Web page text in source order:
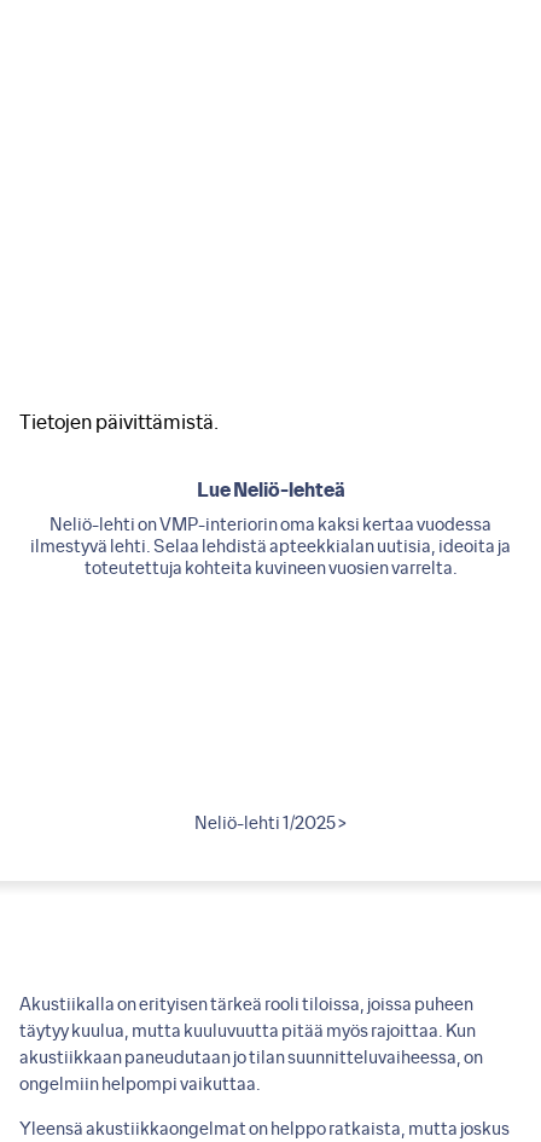
Tietojen päivittämistä.
Lue Neliö-lehteä
Neliö-lehti on VMP-interiorin oma kaksi kertaa vuodessa
ilmestyvä lehti. Selaa lehdistä apteekkialan uutisia, ideoita ja
toteutettuja kohteita kuvineen vuosien varrelta.
Neliö-lehti 1/2025 >
Akustiikalla on erityisen tärkeä rooli tiloissa, joissa puheen
täytyy kuulua, mutta kuuluvuutta pitää myös rajoittaa. Kun
akustiikkaan paneudutaan jo tilan suunnitteluvaiheessa, on
ongelmiin helpompi vaikuttaa.
Yleensä akustiikkaongelmat on helppo ratkaista, mutta joskus